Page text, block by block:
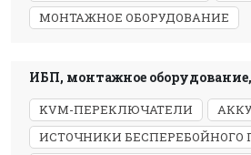
МОНТАЖНОЕ ОБОРУДОВАНИЕ
ИБП, монтажное
KVM-ПЕРЕКЛЮЧАТЕЛИ
ИСТОЧНИКИ БЕСПЕРЕБОЙНОГО